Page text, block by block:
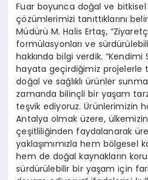
Fuar boyunca doğal ve bitkisel
çözümlerimizi tanıttıklarını
Müdürü M. Halis Ertaş,
formülasyonları ve
hakkında bilgi verdik.
hayata geçirdiğimiz projelerle
doğal ve sağlıklı ürünler
zamanda bilinçli bir yaşam
teşvik ediyoruz. Ürünlerimizin
Antalya olmak üzere,
çeşitliliğinden faydalanarak
yaklaşımımızla hem bölgesel
hem de doğal kaynakların
sürdürülebilir bir yaşam için